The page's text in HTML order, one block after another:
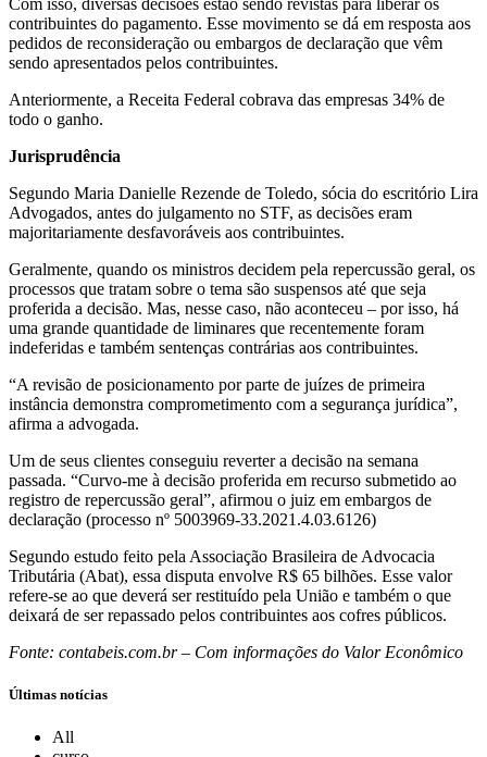
contribuintes do pagamento. Esse movimento se dá em resposta aos
pedidos de reconsideração ou embargos de declaração que vêm
sendo apresentados pelos contribuintes.
Anteriormente, a Receita Federal cobrava das empresas 34% de
todo o ganho.
Jurisprudência
Segundo Maria Danielle Rezende de Toledo, sócia do escritório Lira
Advogados, antes do julgamento no STF, as decisões eram
majoritariamente desfavoráveis aos contribuintes.
Geralmente, quando os ministros decidem pela repercussão geral, os
processos que tratam sobre o tema são suspensos até que seja
proferida a decisão. Mas, nesse caso, não aconteceu – por isso, há
uma grande quantidade de liminares que recentemente foram
indeferidas e também sentenças contrárias aos contribuintes.
“A revisão de posicionamento por parte de juízes de primeira
instância demonstra comprometimento com a segurança jurídica”,
afirma a advogada.
Um de seus clientes conseguiu reverter a decisão na semana
passada. “Curvo-me à decisão proferida em recurso submetido ao
registro de repercussão geral”, afirmou o juiz em embargos de
declaração (processo nº 5003969-33.2021.4.03.6126)
Segundo estudo feito pela Associação Brasileira de Advocacia
Tributária (Abat), essa disputa envolve R$ 65 bilhões. Esse valor
refere-se ao que deverá ser restituído pela União e também o que
deixará de ser repassado pelos contribuintes aos cofres públicos.
Fonte: contabeis.com.br – Com informações do Valor Econômico
Últimas notícias
All